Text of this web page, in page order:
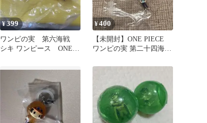
¥399
ワンピの実 第六海戦
シキ ワンピース ONE
¥400
【未開封】ONE PIECE
ワンピの実 第二十四海戦